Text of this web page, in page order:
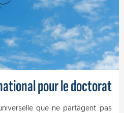
pour le doctorat
que ne partagent pas